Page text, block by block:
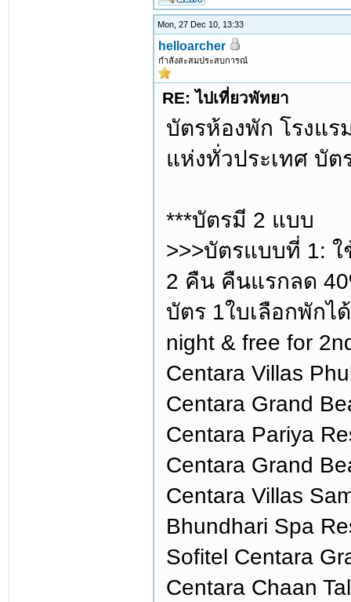
Mon, 27 Dec 10, 13:33
helloarcher
กำลังสะสมประสบการณ์
RE: ไปเที่ยวพัทยา
บัตรห้องพัก โรงแร
แห่งทั่วประเทศ บั
***บัตรมี 2 แบบ
>>>บัตรแบบที่ 1:
2 คืน คืนแรกลด
บัตร 1ใบเลือกพักไ
night & free for
Centara Villas
Centara Grand
Centara Pariya
Centara Grand
Centara Villas
Bhundhari Spa
Sofitel Centara
Centara Chaan